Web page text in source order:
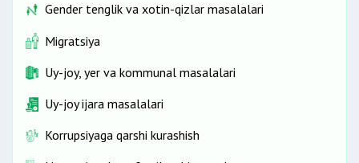
Gender tenglik va xotin-qizlar masalalari
Migratsiya
Uy-joy, yer va kommunal masalalari
Uy-joy ijara masalalari
Korrupsiyaga qarshi kurashish